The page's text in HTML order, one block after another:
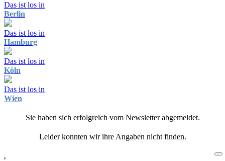
Das ist los in
Berlin
Das ist los in
Hamburg
Das ist los in
Köln
Das ist los in
Wien
Sie haben sich erfolgreich vom Newsletter abgemeldet.
Leider konnten wir ihre Angaben nicht finden.
,